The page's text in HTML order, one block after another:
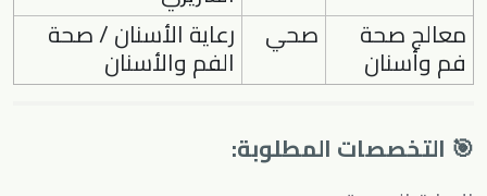
معالج صحة
فم وأسنان
صحي رعاية الأسنان / صحة
الفم والأسنان
🎯 التخصصات المطلوبة: